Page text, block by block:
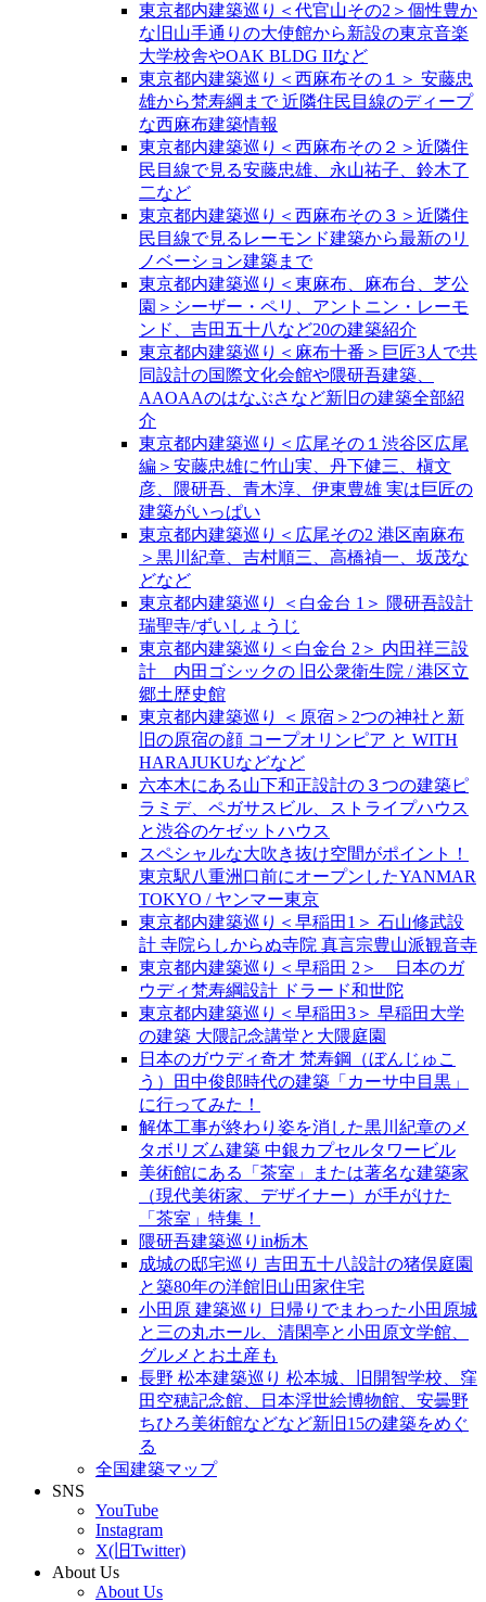
東京都内建築巡り＜代官山その2＞個性豊か
な旧山手通りの大使館から新設の東京音楽
大学校舎やOAK BLDG IIなど
東京都内建築巡り＜西麻布その１＞ 安藤忠
雄から梵寿綱まで 近隣住民目線のディープ
な西麻布建築情報
東京都内建築巡り＜西麻布その２＞近隣住
民目線で見る安藤忠雄、永山祐子、鈴木了
二など
東京都内建築巡り＜西麻布その３＞近隣住
民目線で見るレーモンド建築から最新のリ
ノベーション建築まで
東京都内建築巡り＜東麻布、麻布台、芝公
園＞シーザー・ペリ、アントニン・レーモ
ンド、吉田五十八など20の建築紹介
東京都内建築巡り＜麻布十番＞巨匠3人で共
同設計の国際文化会館や隈研吾建築、
AAOAAのはなぶさなど新旧の建築全部紹
介
東京都内建築巡り＜広尾その１渋谷区広尾
編＞安藤忠雄に竹山実、丹下健三、槇文
彦、隈研吾、青木淳、伊東豊雄 実は巨匠の
建築がいっぱい
東京都内建築巡り＜広尾その2 港区南麻布
＞黒川紀章、吉村順三、高橋禎一、坂茂な
どなど
東京都内建築巡り ＜白金台 1＞ 隈研吾設計
瑞聖寺/ずいしょうじ
東京都内建築巡り＜白金台 2＞ 内田祥三設
計 内田ゴシックの 旧公衆衛生院 / 港区立
郷土歴史館
東京都内建築巡り ＜原宿＞2つの神社と新
旧の原宿の顔 コープオリンピア と WITH
HARAJUKUなどなど
六本木にある山下和正設計の３つの建築ピ
ラミデ、ペガサスビル、ストライプハウス
と渋谷のケゼットハウス
スペシャルな大吹き抜け空間がポイント！
東京駅八重洲口前にオープンしたYANMAR
TOKYO / ヤンマー東京
東京都内建築巡り＜早稲田1＞ 石山修武設
計 寺院らしからぬ寺院 真言宗豊山派観音寺
東京都内建築巡り＜早稲田 2＞ 日本のガ
ウディ梵寿綱設計 ドラード和世陀
東京都内建築巡り＜早稲田3＞ 早稲田大学
の建築 大隈記念講堂と大隈庭園
日本のガウディ奇才 梵寿鋼（ぼんじゅこ
う）田中俊郎時代の建築「カーサ中目黒」
に行ってみた！
解体工事が終わり姿を消した黒川紀章のメ
タボリズム建築 中銀カプセルタワービル
美術館にある「茶室」または著名な建築家
（現代美術家、デザイナー）が手がけた
「茶室」特集！
隈研吾建築巡りin栃木
成城の邸宅巡り 吉田五十八設計の猪俣庭園
と築80年の洋館旧山田家住宅
小田原 建築巡り 日帰りでまわった小田原城
と三の丸ホール、清閑亭と小田原文学館、
グルメとお土産も
長野 松本建築巡り 松本城、旧開智学校、窪
田空穂記念館、日本浮世絵博物館、安曇野
ちひろ美術館などなど新旧15の建築をめぐ
る
全国建築マップ
SNS
YouTube
Instagram
X(旧Twitter)
About Us
About Us